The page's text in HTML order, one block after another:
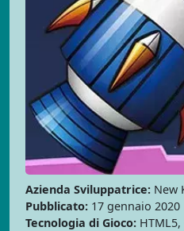
Azienda Sviluppatrice: New
Pubblicato: 17 gennaio 2020
Tecnologia di Gioco: